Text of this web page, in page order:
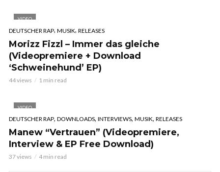
VIDEO
DEUTSCHER RAP, MUSIK, RELEASES
Morizz Fizzl – Immer das gleiche
(Videopremiere + Download
‘Schweinehund’ EP)
44 views 1 min read
VIDEO
DEUTSCHER RAP, DOWNLOADS, INTERVIEWS, MUSIK, RELEASES
Manew “Vertrauen” (Videopremiere,
Interview & EP Free Download)
37 views 4 min read